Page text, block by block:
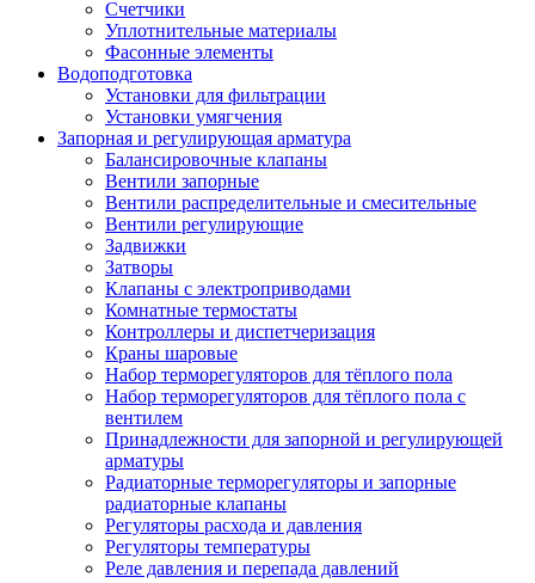
Счетчики
Уплотнительные материалы
Фасонные элементы
Водоподготовка
Установки для фильтрации
Установки умягчения
Запорная и регулирующая арматура
Балансировочные клапаны
Вентили запорные
Вентили распределительные и смесительные
Вентили регулирующие
Задвижки
Затворы
Клапаны с электроприводами
Комнатные термостаты
Контроллеры и диспетчеризация
Краны шаровые
Набор терморегуляторов для тёплого пола
Набор терморегуляторов для тёплого пола с
вентилем
Принадлежности для запорной и регулирующей
арматуры
Радиаторные терморегуляторы и запорные
радиаторные клапаны
Регуляторы расхода и давления
Регуляторы температуры
Реле давления и перепада давлений